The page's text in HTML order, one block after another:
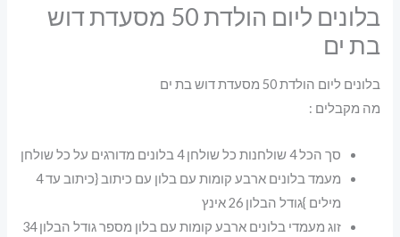
בלונים ליום הולדת 50 מסעדת דוש
בת ים
בלונים ליום הולדת 50 מסעדת דוש בת ים
מה מקבלים :
סך הכל 4 שולחנות כל שולחן 4 בלונים מדורגים על כל שולחן
מעמד בלונים ארבע קומות עם בלון עם כיתוב {כיתוב עד 4
מילים }גודל הבלון 26 אינץ
זוג מעמדי בלונים ארבע קומות עם בלון מספר גודל הבלון 34